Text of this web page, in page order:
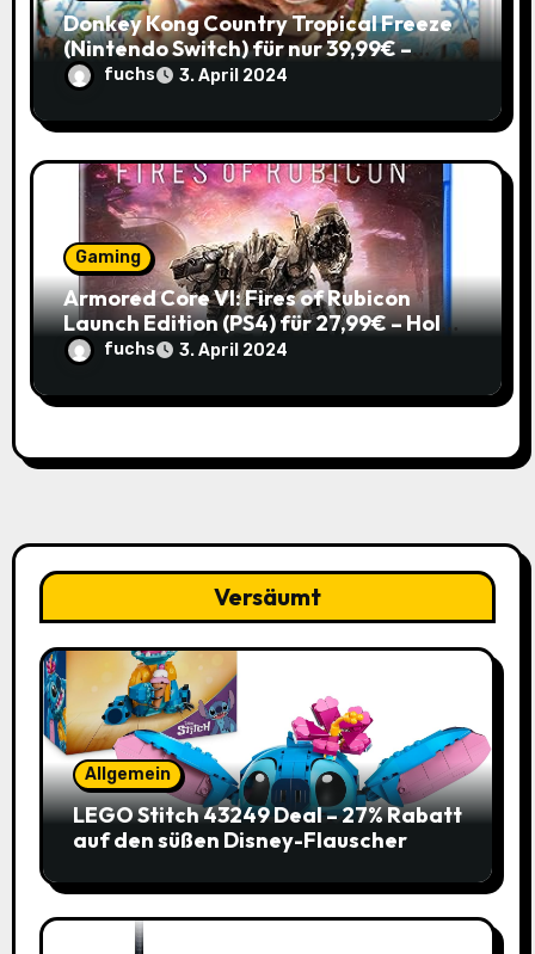
Donkey Kong Country Tropical Freeze
(Nintendo Switch) für nur 39,99€ –
Spare 16% im Vergleich zum alten Preis!
fuchs 3. April 2024
Gaming
Armored Core VI: Fires of Rubicon
Launch Edition (PS4) für 27,99€ – Hol
dir den Mech-Action Spaß zum
Spitzenpreis!
fuchs 3. April 2024
Versäumt
Allgemein
LEGO Stitch 43249 Deal – 27% Rabatt
auf den süßen Disney-Flauscher